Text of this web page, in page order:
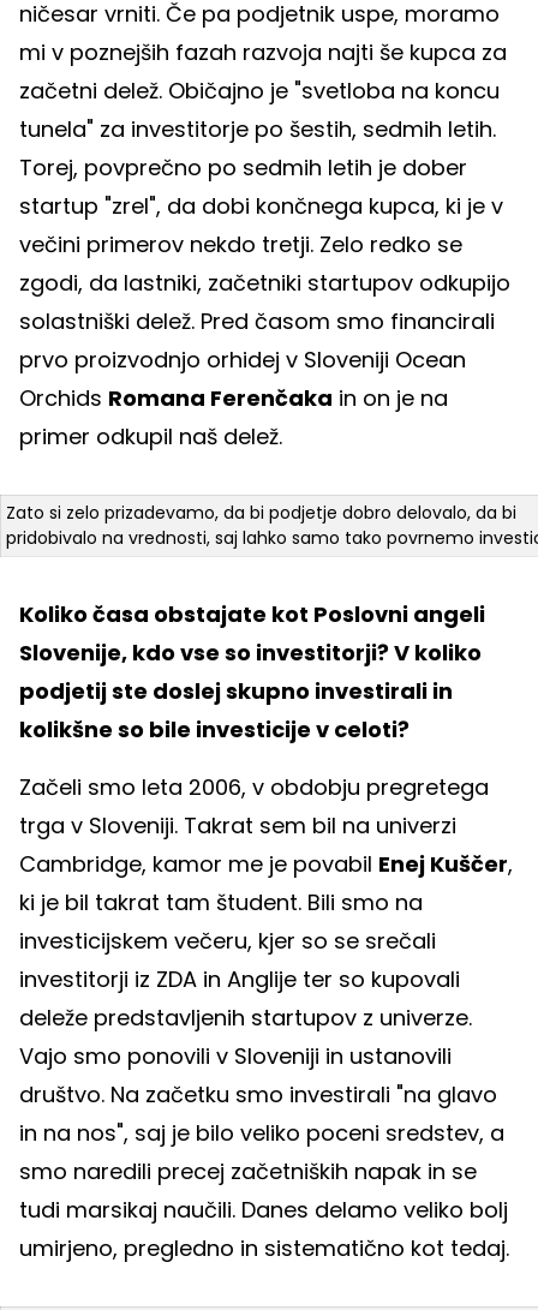
ničesar vrniti. Če pa podjetnik uspe, moramo
mi v poznejših fazah razvoja najti še kupca za
začetni delež. Običajno je "svetloba na koncu
tunela" za investitorje po šestih, sedmih letih.
Torej, povprečno po sedmih letih je dober
startup "zrel", da dobi končnega kupca, ki je v
večini primerov nekdo tretji. Zelo redko se
zgodi, da lastniki, začetniki startupov odkupijo
solastniški delež. Pred časom smo financirali
prvo proizvodnjo orhidej v Sloveniji Ocean
Orchids Romana Ferenčaka in on je na
primer odkupil naš delež.
Zato si zelo prizadevamo, da bi podjetje dobro delovalo, da bi
pridobivalo na vrednosti, saj lahko samo tako povrnemo
Koliko časa obstajate kot Poslovni angeli
Slovenije, kdo vse so investitorji? V koliko
podjetij ste doslej skupno investirali in
kolikšne so bile investicije v celoti?
Začeli smo leta 2006, v obdobju pregretega
trga v Sloveniji. Takrat sem bil na univerzi
Cambridge, kamor me je povabil Enej Kuščer,
ki je bil takrat tam študent. Bili smo na
investicijskem večeru, kjer so se srečali
investitorji iz ZDA in Anglije ter so kupovali
deleže predstavljenih startupov z univerze.
Vajo smo ponovili v Sloveniji in ustanovili
društvo. Na začetku smo investirali "na glavo
in na nos", saj je bilo veliko poceni sredstev, a
smo naredili precej začetniških napak in se
tudi marsikaj naučili. Danes delamo veliko bolj
umirjeno, pregledno in sistematično kot tedaj.